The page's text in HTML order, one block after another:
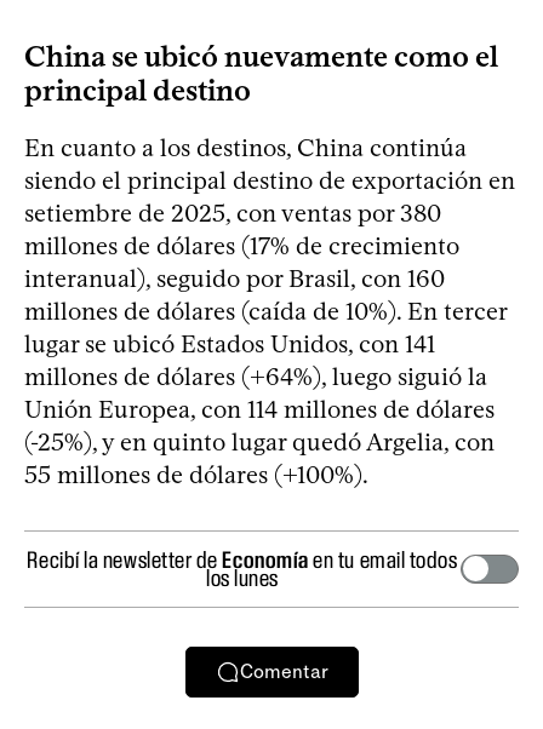
China se ubicó nuevamente como el
principal destino
En cuanto a los destinos, China continúa
siendo el principal destino de exportación en
setiembre de 2025, con ventas por 380
millones de dólares (17% de crecimiento
interanual), seguido por Brasil, con 160
millones de dólares (caída de 10%). En tercer
lugar se ubicó Estados Unidos, con 141
millones de dólares (+64%), luego siguió la
Unión Europea, con 114 millones de dólares
(-25%), y en quinto lugar quedó Argelia, con
55 millones de dólares (+100%).
Recibí la newsletter deEconomíaen tu email todos
los lunes
Comentar